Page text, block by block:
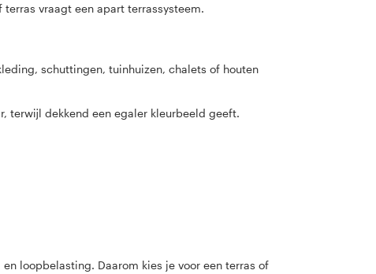
vraagt een apart terrassysteem.
schuttingen, tuinhuizen, chalets of houten
terwijl dekkend een egaler kleurbeeld geeft.
loopbelasting. Daarom kies je voor een terras of